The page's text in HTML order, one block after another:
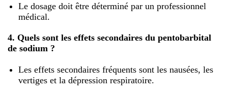
Le dosage doit être déterminé par un professionnel
médical.
4. Quels sont les effets secondaires du pentobarbital
de sodium ?
Les effets secondaires fréquents sont les nausées, les
vertiges et la dépression respiratoire.